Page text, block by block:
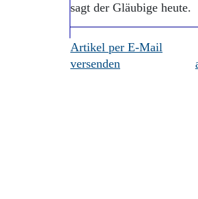
sagt der Gläubige
Artikel per E-Mail
versenden